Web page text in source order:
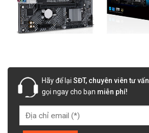
Hãy để lại SĐT, chuyên viên tư vấn
gọi ngay cho bạn miễn phí!